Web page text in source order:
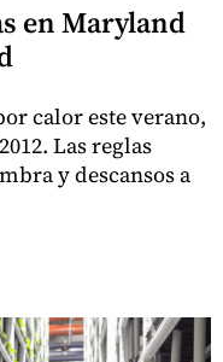
en Maryland
calor este verano,
Las reglas
y descansos a